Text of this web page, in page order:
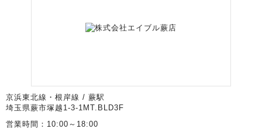
京浜東北線・根岸線 / 蕨駅
埼玉県蕨市塚越1-3-1MT.BLD3F
営業時間：10:00～18:00